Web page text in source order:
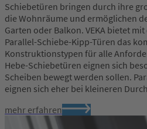
Schiebetüren bringen durch ihre
die Wohnräume und ermöglichen
Garten oder Balkon. VEKA bietet
Parallel-Schiebe-Kipp-Türen das
Konstruktionstypen für alle
Hebe-Schiebetüren eignen sich
Scheiben bewegt werden sollen.
eignen sich eher bei kleineren
mehr erfahren